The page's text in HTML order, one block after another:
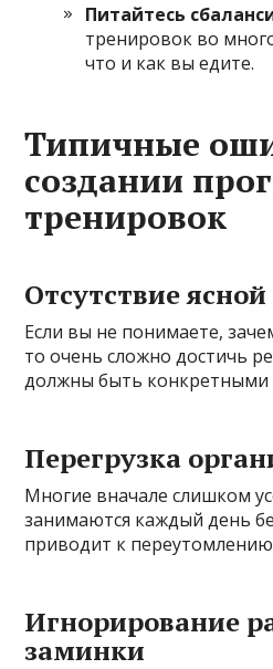
Питайтесь
тренировок во
что и как вы едите.
Типичные
создании
тренировок
Отсутствие
Если вы не понимаете,
то очень сложно достичь
должны быть
Перегрузка
Многие вначале слишком
занимаются каждый день
приводит к
Игнорирование
заминки